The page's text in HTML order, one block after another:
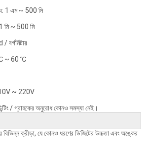
1 এম ~ 500 মি
মি ~ 500 মি
℃ ~ 60 ℃
~ 220V
/ গ্রাহকের অনুরোধ কোনও সমস্যা নেই।
ক্রীড়া, যে কোনও ধরণের ডিজিটের উচ্চতা এবং অঙ্কের